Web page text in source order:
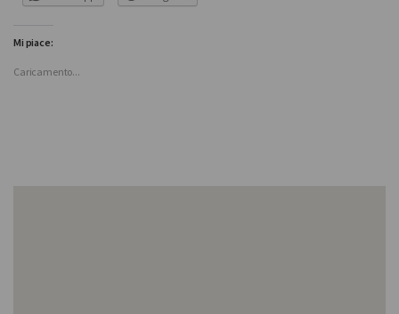
Mi piace:
Caricamento...